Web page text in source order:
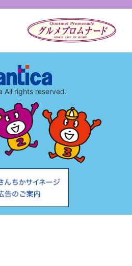
All rights reserved.